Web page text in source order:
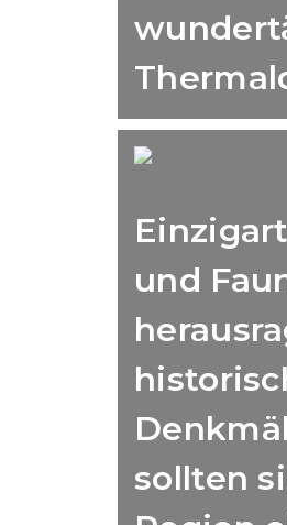
und
sollten